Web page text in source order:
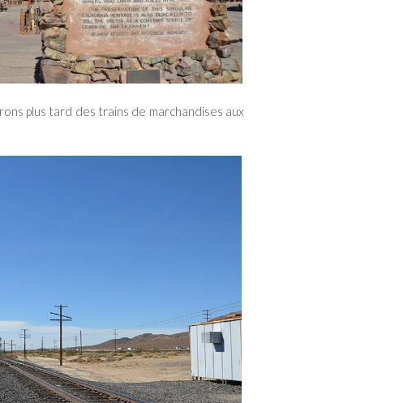
plus tard des trains de marchandises aux